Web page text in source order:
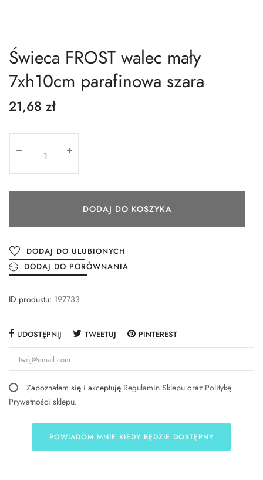
Świeca FROST walec mały
7xh10cm parafinowa szara
21,68 zł
DODAJ DO KOSZYKA
DODAJ DO ULUBIONYCH
DODAJ DO PORÓWNANIA
ID produktu: 197733
UDOSTĘPNIJ TWEETUJ PINTEREST
Zapoznałem się i akceptuję Regulamin Sklepu oraz Politykę
Prywatności sklepu.
POWIADOM MNIE KIEDY BĘDZIE DOSTĘPNY